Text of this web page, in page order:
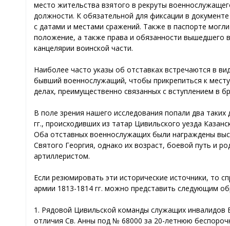
место жительства взятого в рекруты
должности. К обязательной для фиксации в
с датами и местами сражений. Также в паспорте
положение, а также права и обязанности вышедшего
канцелярии воинской части.
Наиболее часто указы об отставках встречаются в
бывший военнослужащий, чтобы прикрепиться к
делах, преимущественно связанных с вступлением в
В поле зрения нашего исследования попали два
гг., происходивших из татар Цивильского уезда
Оба отставных военнослужащих были награждены
Святого Георгия, однако их возраст, боевой путь и
артиллеристом.
Если резюмировать эти исторические источники, то
армии 1813-1814 гг. можно представить следующим
1. Рядовой Цивильской команды служащих
отличия Св. Анны под № 68000 за 20-летнюю